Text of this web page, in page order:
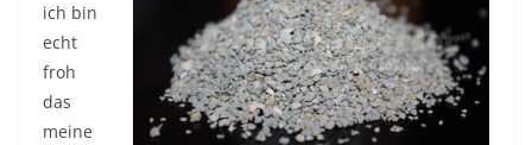
ich bin
echt
froh
das
meine